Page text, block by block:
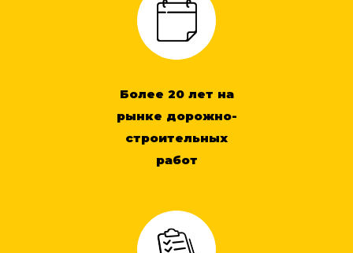
Более 20 лет на
рынке дорожно-
строительных
работ